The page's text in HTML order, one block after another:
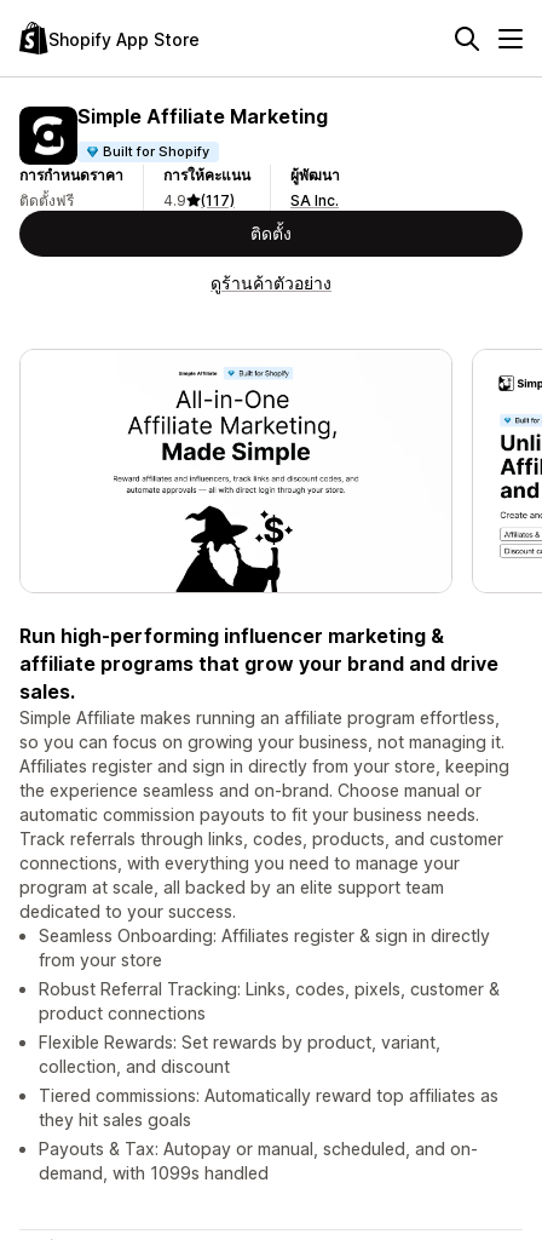
Shopify App Store
Simple Affiliate Marketing
Built for Shopify
การกำหนดราคา
ติดตั้งฟรี
การให้คะแนน
4.9
(117)
ผู้พัฒนา
SA Inc.
ติดตั้ง
ดูร้านค้าตัวอย่าง
Run high-performing influencer marketing &
affiliate programs that grow your brand and drive
sales.
Simple Affiliate makes running an affiliate program effortless,
so you can focus on growing your business, not managing it.
Affiliates register and sign in directly from your store, keeping
the experience seamless and on-brand. Choose manual or
automatic commission payouts to fit your business needs.
Track referrals through links, codes, products, and customer
connections, with everything you need to manage your
program at scale, all backed by an elite support team
dedicated to your success.
Seamless Onboarding: Affiliates register & sign in directly
from your store
Robust Referral Tracking: Links, codes, pixels, customer &
product connections
Flexible Rewards: Set rewards by product, variant,
collection, and discount
Tiered commissions: Automatically reward top affiliates as
they hit sales goals
Payouts & Tax: Autopay or manual, scheduled, and on-
demand, with 1099s handled